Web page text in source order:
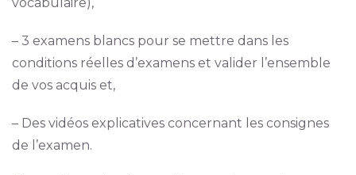
– 3 examens blancs pour se mettre dans les
conditions réelles d’examens et valider l’ensemble
de vos acquis et,
– Des vidéos explicatives concernant les consignes
de l’examen.